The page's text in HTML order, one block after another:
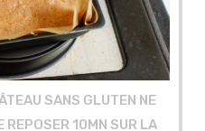
SANS GLUTEN NE
REPOSER 10MN SUR LA